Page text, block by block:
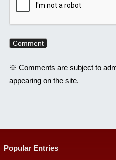
※ Comments are subject to
appearing on the site.
Popular Entries